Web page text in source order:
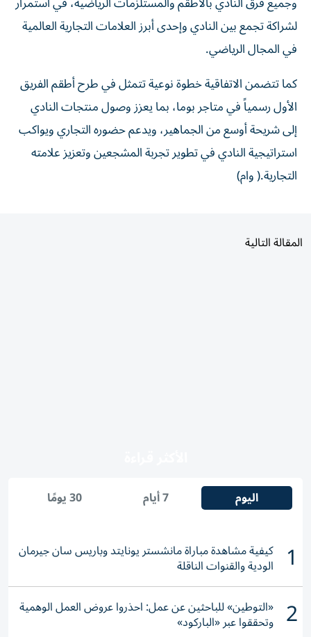
لشراكة تجمع بين النادي وإحدى أبرز العلامات التجارية العالمية
في المجال الرياضي.
كما تتضمن الاتفاقية خطوة نوعية تتمثل في طرح أطقم الفريق
الأول رسمياً في متاجر بوما، بما يعزز وصول منتجات النادي
إلى شريحة أوسع من الجماهير، ويدعم حضوره التجاري ويواكب
استراتيجية النادي في تطوير تجربة المشجعين وتعزيز علامته
التجارية.( وام)
المقالة التالية
اليوم 7 أيام 30 يومًا
1 كيفية مشاهدة مباراة مانشستر يونايتد وباريس سان جيرمان
الودية والقنوات الناقلة
2 «التوطين» للباحثين عن عمل: احذروا عروض العمل الوهمية
وتحققوا عبر «الباركود»